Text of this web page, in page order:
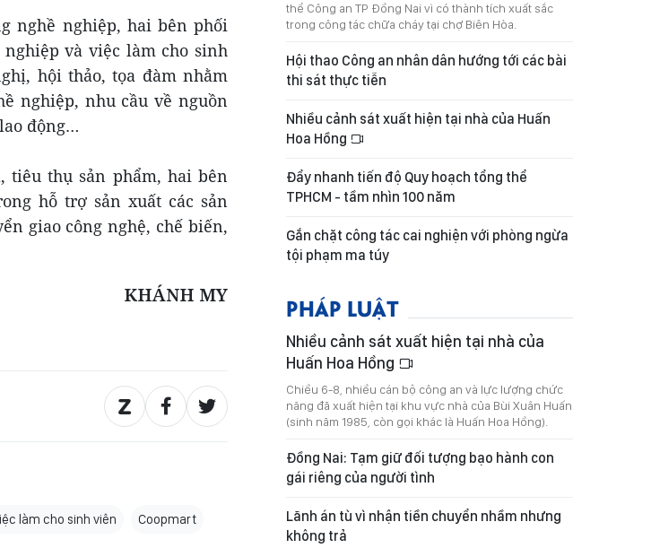
nghề nghiệp, hai bên phối
và việc làm cho sinh
hội thảo, tọa đàm nhằm
nghiệp, nhu cầu về nguồn
động…
tiêu thụ sản phẩm, hai bên
hỗ trợ sản xuất các sản
giao công nghệ, chế biến,
KHÁNH MY
làm cho sinh viên Coopmart
thể Công an TP Đồng Nai vì có thành tích xuất sắc
trong công tác chữa cháy tại chợ Biên Hòa.
Hội thao Công an nhân dân hướng tới các bài
thi sát thực tiễn
Nhiều cảnh sát xuất hiện tại nhà của Huấn
Hoa Hồng
Đẩy nhanh tiến độ Quy hoạch tổng thể
TPHCM - tầm nhìn 100 năm
Gắn chặt công tác cai nghiện với phòng ngừa
tội phạm ma túy
PHÁP LUẬT
Nhiều cảnh sát xuất hiện tại nhà của
Huấn Hoa Hồng
Chiều 6-8, nhiều cán bộ công an và lực lượng chức
năng đã xuất hiện tại khu vực nhà của Bùi Xuân Huấn
(sinh năm 1985, còn gọi khác là Huấn Hoa Hồng).
Đồng Nai: Tạm giữ đối tượng bạo hành con
gái riêng của người tình
Lãnh án tù vì nhận tiền chuyển nhầm nhưng
không trả